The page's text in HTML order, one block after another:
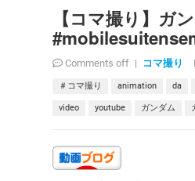
【コマ撮り】ガ
Comments off | コマ撮り
＃コマ撮り animation da
video youtube ガンダム